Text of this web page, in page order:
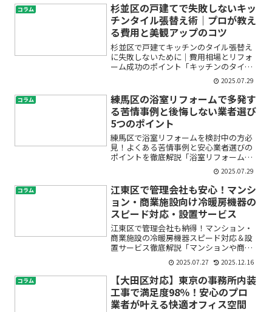
コラム
杉並区の戸建てで失敗しないキッ
チンタイル張替え術｜プロが教え
る費用と美観アップのコツ
杉並区で戸建てキッチンのタイル張替え
に失敗しないために｜費用相場とリフォ
ーム成功のポイント「キッチンのタイル
が古くなってきた」「もっとおしゃれで
掃除しやすいキッチンにしたい」。そん
な悩みをお持ちではありませんか？戸建
て住宅のリフォームで特に...
2025.07.29
コラム
練馬区の浴室リフォームで多発す
る苦情事例と後悔しない業者選び
5つのポイント
練馬区で浴室リフォームを検討中の方必
見！よくある苦情事例と安心業者選びの
ポイントを徹底解説「浴室リフォームに
興味はあるけれど、トラブルやクレーム
が心配…」「失敗や後悔をしたくない」――
そんな不安を抱えていませんか？実は、
練馬区では浴室リフォ...
2025.07.29
コラム
江東区で管理会社も安心！マンシ
ョン・商業施設向け冷暖房機器の
スピード対応・設置サービス
江東区で管理会社も納得！マンション・
商業施設の冷暖房機器スピード対応＆設
置サービス徹底解説「マンションや商業
施設の冷暖房設備について、管理会社と
してトラブルや不具合が起きたらどうし
よう…」「入居者様やテナントからの要
望に素早く対応したいけど...
2025.07.27 2025.12.16
コラム
【大田区対応】東京の事務所内装
工事で満足度98％！安心のプロ
業者が叶える快適オフィス空間